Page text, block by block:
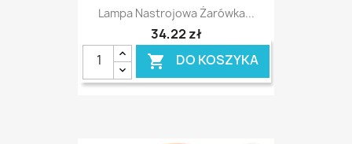
Lampa Nastrojowa Żarówka...
34,22 zł
 DO KOSZYKA